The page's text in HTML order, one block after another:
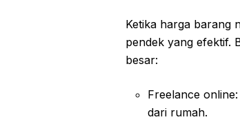
Ketika harga barang
pendek yang efektif.
besar:
Freelance
dari rumah.